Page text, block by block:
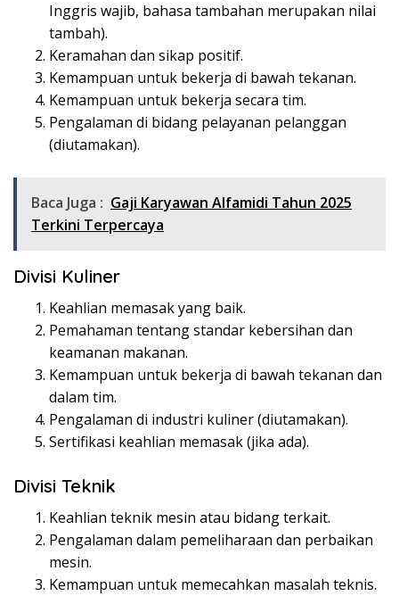
Inggris wajib, bahasa tambahan merupakan nilai
tambah).
Keramahan dan sikap positif.
Kemampuan untuk bekerja di bawah tekanan.
Kemampuan untuk bekerja secara tim.
Pengalaman di bidang pelayanan pelanggan
(diutamakan).
Baca Juga : Gaji Karyawan Alfamidi Tahun 2025
Terkini Terpercaya
Divisi Kuliner
Keahlian memasak yang baik.
Pemahaman tentang standar kebersihan dan
keamanan makanan.
Kemampuan untuk bekerja di bawah tekanan dan
dalam tim.
Pengalaman di industri kuliner (diutamakan).
Sertifikasi keahlian memasak (jika ada).
Divisi Teknik
Keahlian teknik mesin atau bidang terkait.
Pengalaman dalam pemeliharaan dan perbaikan
mesin.
Kemampuan untuk memecahkan masalah teknis.